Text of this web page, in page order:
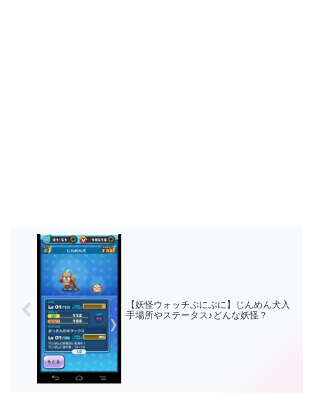
【妖怪ウォッチぷにぷに】じんめん犬入
手場所やステータス♪どんな妖怪？